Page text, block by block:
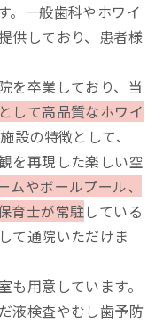
。一般歯科やホワイ
供しており、患者様
を卒業しており、当
して高品質なホワイ
設の特徴として、
を再現した楽しい空
ムやボールプール、
育士が常駐している
て通院いただけま
用意しています。
液検査やむし歯予防